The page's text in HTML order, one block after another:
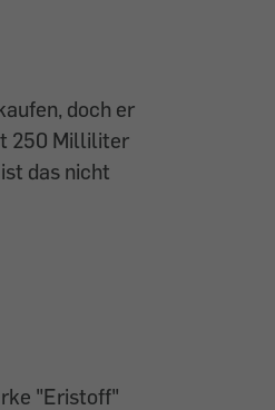
doch er
250 Milliliter
das nicht
"Eristoff"